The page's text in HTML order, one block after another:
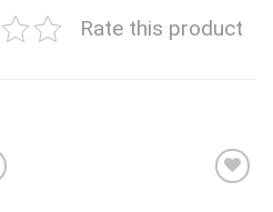
Rate this product